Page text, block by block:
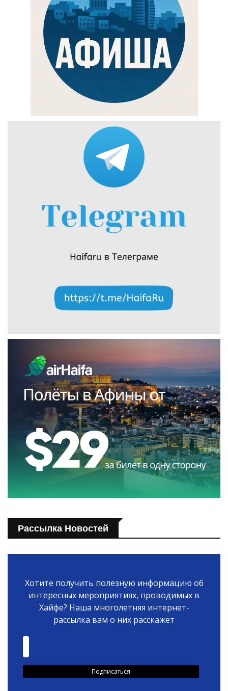
Рассылка Новостей
Хотите получить полезную информацию об
интересных мероприятиях, проводимых в
Хайфе? Наша многолетняя интернет-
рассылка вам о них расскажет